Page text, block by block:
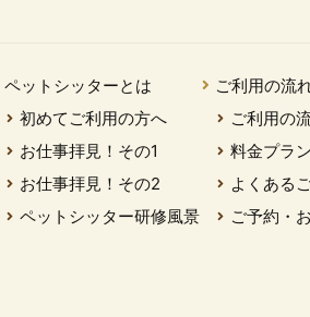
ペットシッターとは
初めてご利用の方へ
お仕事拝見！その1
お仕事拝見！その2
ペットシッター研修風景
ご利用の流
ご利用の
料金プラン
よくある
ご予約・